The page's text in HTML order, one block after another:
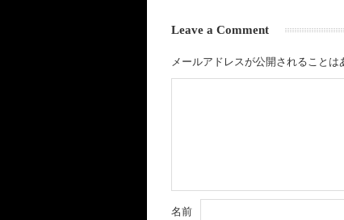
Leave a Comment
メールアドレスが公開されることは
名前